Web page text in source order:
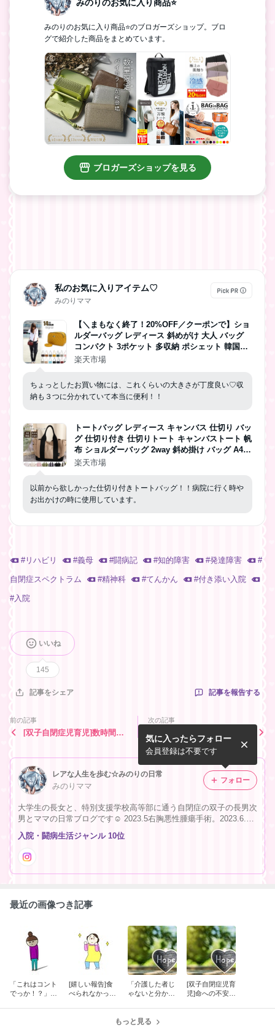
私のお気に入りアイテム♡
みのりママ
【＼まもなく終了！20%OFF／クーポンで】ショ
ルダーバッグ レディース 斜めがけ 大人 バッグ
コンパクト 3ポケット 多収納 ポシェット 韓国バ
ッグ ミニショルダーバッグ キルティングバッグ
小さめ 軽量 軽い 通勤 横型
楽天市場
ちょっとしたお買い物には、これくらいの大きさが丁度良い♡収
納も３つに分かれていて本当に便利！！
トートバッグ レディース キャンバス 仕切り バッ
グ 仕切り付き 仕切りトート キャンバストート 帆
布 ショルダーバッグ 2way 斜め掛け バッグ A4対
応 ショルダーベルト付き LIZDAYS リズデイズ
楽天市場
以前から欲しかった仕切り付きトートバッグ！！病院に行く時や
お出かけの時に使用しています。
#リハビリ #義母 #闘病記 #知的障害 #発達障害 #
自閉症スペクトラム #精神科 #てんかん #付き添い入院
#入院
いいね
145
記事をシェア 記事を報告する
前の記事
[双子自閉症児育児]数時間交
次の記事
[双子自閉症児育児]「ママ帰
ってきた！！」次男の行動に
胸が締め付けられました！！
レアな人生を歩む☆みのりの日常
みのりママ
大学生の長女と、特別支援学校高等部に通う自閉症の双子の長男次
男とママの日常ブログです☺️ 2023.5右胸悪性腫瘍手術。2023.6.27
病理検査にて100万人に2人ほどの希少がん悪性葉状腫瘍と診断。
治療法はなし。再発しないことを祈って毎日過ごしています。
気に入ったらフォロー
会員登録は不要です
フォロー
入院・闘病生活ジャンル 10位
最近の画像つき記事
「これはコント
でっか！？」長
[嬉しい報告]食
べられなかった
「介護した者じ
ゃないと分から
痛いほど分かる
[双子自閉症児育
児]命への不安は
もっと見る